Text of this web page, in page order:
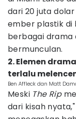
dari 20 juta
ember plastik di
berbagai drama
bermunculan.
2. Elemen
terlalu
Ben Affleck dan Matt
Meski The Rip
dari kisah